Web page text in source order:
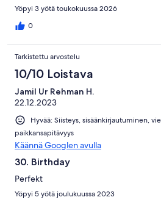
Yöpyi 3 yötä toukokuussa 2026
0
Tarkistettu arvostelu
10/10 Loistava
Jamil Ur Rehman H.
22.12.2023
Hyvää: Siisteys, sisäänkirjautuminen,
paikkansapitävyys
Käännä Googlen avulla
30. Birthday
Perfekt
Yöpyi 5 yötä joulukuussa 2023